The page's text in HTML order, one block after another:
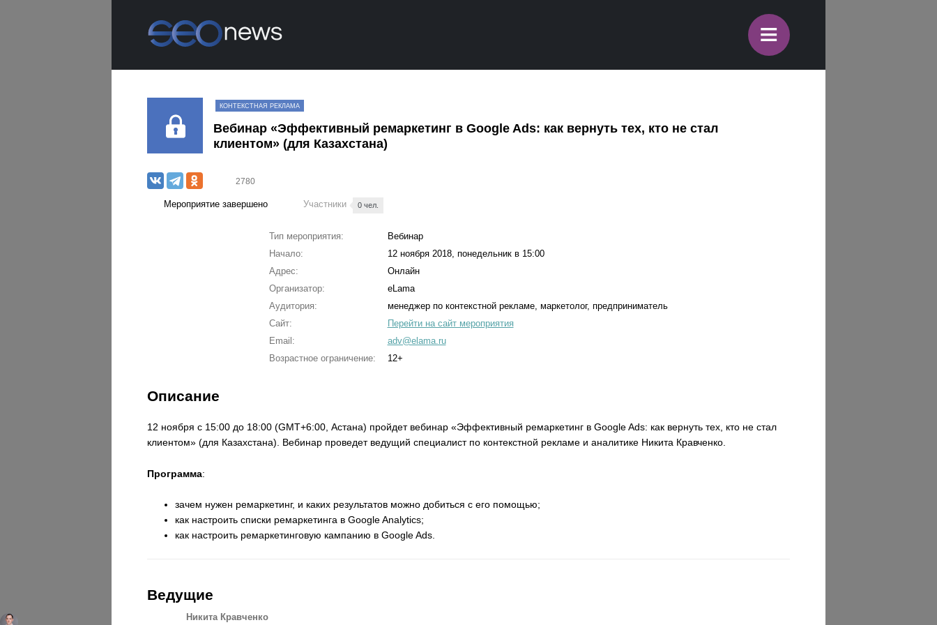
≡
КОНТЕКСТНАЯ РЕКЛАМА
Вебинар «Эффективный ремаркетинг в Google Ads: как вернуть тех, кто не стал
клиентом» (для Казахстана)
2780
Мероприятие завершено Участники 0 чел.
Тип мероприятия:
Вебинар
Начало:
12 ноября 2018, понедельник в 15:00
Адрес:
Онлайн
Организатор:
eLama
Аудитория:
менеджер по контекстной рекламе, маркетолог, предприниматель
Сайт:
Перейти на сайт мероприятия
Email:
adv@elama.ru
Возрастное ограничение:
12+
Описание
12 ноября с 15:00 до 18:00 (GMT+6:00, Астана) пройдет вебинар «Эффективный ремаркетинг в Google Ads: как вернуть тех, кто не стал
клиентом» (для Казахстана). Вебинар проведет ведущий специалист по контекстной рекламе и аналитике Никита Кравченко.
Программа:
зачем нужен ремаркетинг, и каких результатов можно добиться с его помощью;
как настроить списки ремаркетинга в Google Analytics;
как настроить ремаркетинговую кампанию в Google Ads.
Ведущие
Никита Кравченко